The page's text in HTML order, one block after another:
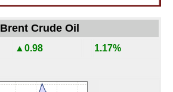
Brent Crude Oil
▲0.98 1.17%